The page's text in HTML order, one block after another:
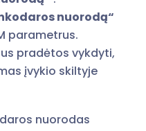
nuorodą“
parametrus.
pradėtos vykdyti,
įvykio skiltyje
nuorodas